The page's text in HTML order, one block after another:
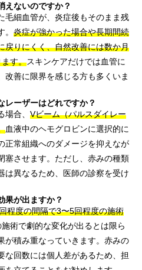
えないのですか？
毛細血管が、炎症後もそのまま残
炎症が強かった場合や長期間続
戻りにくく、自然改善には数か月
す。スキンケアだけでは血管に
改善に限界を感じる方も多くいま
レーザーはどれですか？
合、 Vビーム（パルスダイレー
血液中のヘモグロビンに選択的に
正常組織へのダメージを抑えなが
塞させます。ただし、赤みの種類
は異なるため、医師の診察を受け
果が出ますか？
程度の間隔で3〜5回程度の施術
施術で劇的な変化が出るとは限ら
が積み重なっていきます。赤みの
な回数には個人差があるため、担